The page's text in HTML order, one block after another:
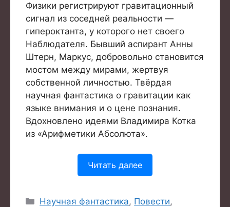
Физики регистрируют гравитационный
сигнал из соседней реальности —
гипероктанта, у которого нет своего
Наблюдателя. Бывший аспирант Анны
Штерн, Маркус, добровольно становится
мостом между мирами, жертвуя
собственной личностью. Твёрдая
научная фантастика о гравитации как
языке внимания и о цене познания.
Вдохновлено идеями Владимира Котка
из «Арифметики Абсолюта».
Читать далее
Рубрики
Научная фантастика, Повести,